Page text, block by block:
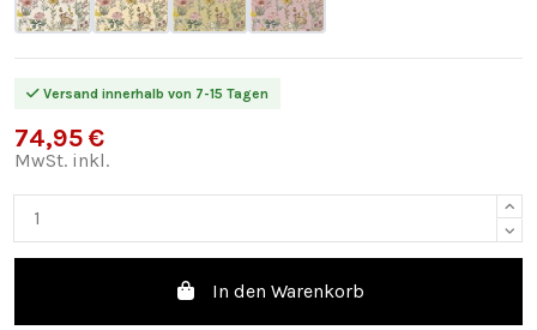
Versand innerhalb von 7-15 Tagen
74,95 €
MwSt. inkl.
In den Warenkorb